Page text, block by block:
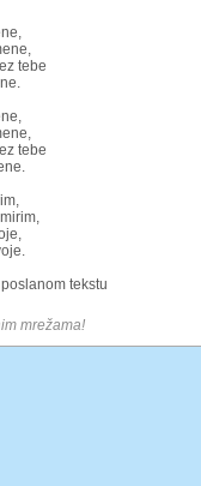
tebe
tebe
tekstu
mrežama!